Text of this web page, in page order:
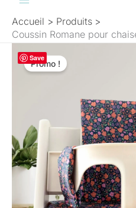
Accueil
Produits
Coussin Romane pour
Promo !
Save
prix
était :
44,50 €.
est :